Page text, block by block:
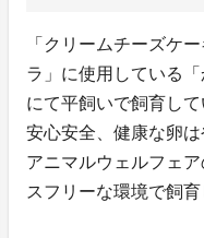
「クリームチーズケ
ラ」に使用している
にて平飼いで飼育して
安心安全、健康な卵は
アニマルウェルフェ
スフリーな環境で飼育